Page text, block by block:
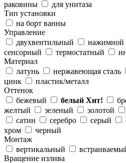
раковины
для унитаза
Тип установки
на борт ванны
Управление
двухвентильный
нажимной
сенсорный
термостатный
Материал
латунь
нержавеющая сталь
цинк
пластик/металл
Оттенок
бежевый
белый Хит!
желтый
зеленый золотой
сатин
серебро серый
хром
черный
Монтаж
вертикальный
Вращение излива